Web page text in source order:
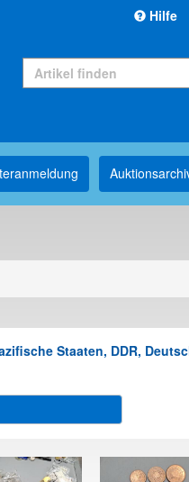
Hilfe
Staaten, DDR,